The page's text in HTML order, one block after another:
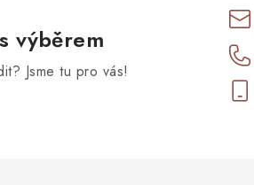
výběrem
Jsme tu pro vás!